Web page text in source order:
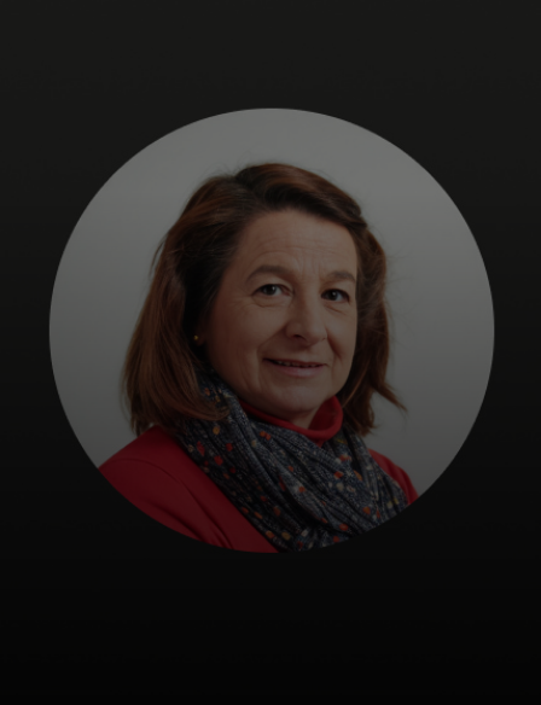
Per il business
Per il mondo
Per gli innovatori
Newsroom